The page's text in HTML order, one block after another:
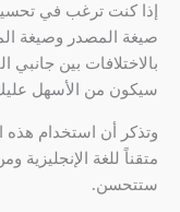
إذا كنت ترغب في
صيغة المصدر وصيغة
بالاختلافات بين جانبي
سيكون من الأسهل
وتذكر أن استخدام
متقناً للغة
ستتحسن.